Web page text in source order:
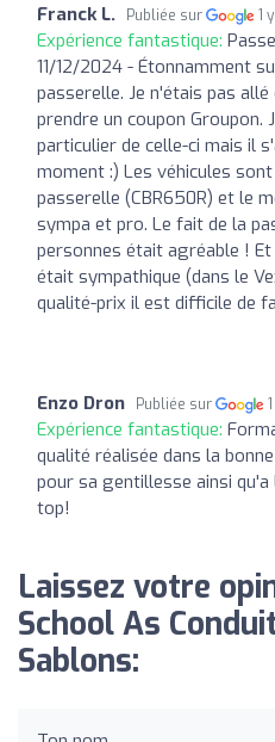
Franck L. Publiée sur 1
Expérience fantastique:
11/12/2024 - Étonnamment
passerelle. Je n'étais pas
prendre un coupon Groupon.
particulier de celle-ci mais il
moment :) Les véhicules
passerelle (CBR650R) et le
sympa et pro. Le fait de la
personnes était agréable !
était sympathique (dans le
qualité-prix il est difficile de
Enzo Dron Publiée sur
Expérience fantastique:
qualité réalisée dans la
pour sa gentillesse ainsi
top!
Laissez votre
School As
Sablons: